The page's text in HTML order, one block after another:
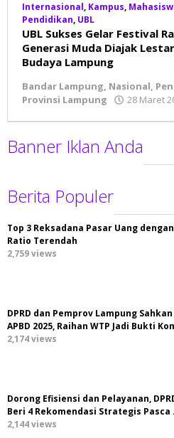
Internasional, Kampus,
Pendidikan, UBL
UBL Sukses Gelar Festival
Generasi Muda Diajak
Budaya Lampung
Bandar Lampung, Nasional,
Provinsi Lampung
28 Maret
Banner Iklan Anda
Berita Populer
Top 3 Reksadana Pasar Uang
Ratio Terendah
2,759 views
DPRD dan Pemprov Lampung
APBD 2025, Raihan WTP Jadi Bukti
2,174 views
Dorong Efisiensi dan Pelayanan,
Beri 4 Rekomendasi Strategis Pasca
2,144 views